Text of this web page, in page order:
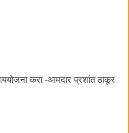
करा -आमदार प्रशांत ठाकूर